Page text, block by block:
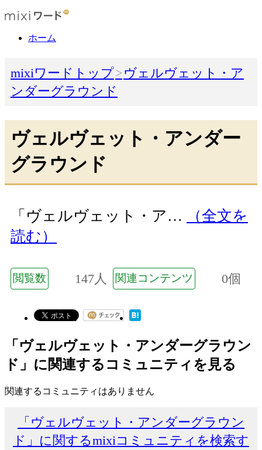
ホーム
mixiワードトップ
ヴェルヴェット・ア
ンダーグラウンド
ヴェルヴェット・アンダー
グラウンド
「ヴェルヴェット・ア…
（全文を
読む）
閲覧数 147人 関連コンテンツ 0個
「ヴェルヴェット・アンダーグラウン
ド」に関連するコミュニティを見る
関連するコミュニティはありません
「ヴェルヴェット・アンダーグラウン
ド」に関するmixiコミュニティを検索す